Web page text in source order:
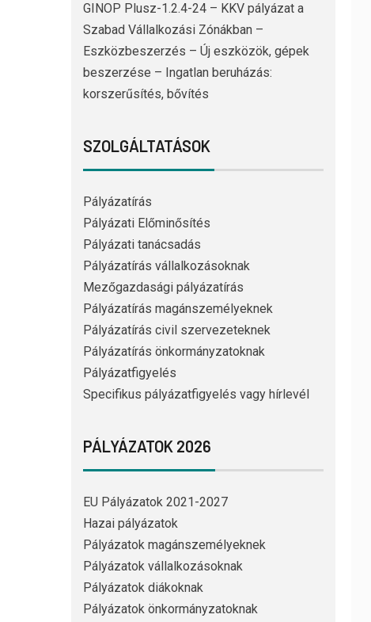
GINOP Plusz-1.2.4-24 – KKV pályázat a
Szabad Vállalkozási Zónákban –
Eszközbeszerzés – Új eszközök, gépek
beszerzése – Ingatlan beruházás:
korszerűsítés, bővítés
SZOLGÁLTATÁSOK
Pályázatírás
Pályázati Előminősítés
Pályázati tanácsadás
Pályázatírás vállalkozásoknak
Mezőgazdasági pályázatírás
Pályázatírás magánszemélyeknek
Pályázatírás civil szervezeteknek
Pályázatírás önkormányzatoknak
Pályázatfigyelés
Specifikus pályázatfigyelés vagy hírlevél
PÁLYÁZATOK 2026
EU Pályázatok 2021-2027
Hazai pályázatok
Pályázatok magánszemélyeknek
Pályázatok vállalkozásoknak
Pályázatok diákoknak
Pályázatok önkormányzatoknak